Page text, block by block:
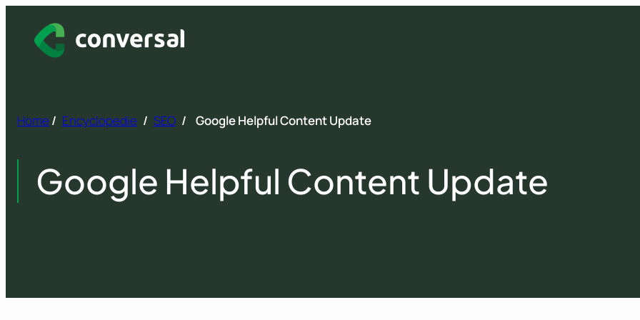
Home / Encyclopedie / SEO / Google Helpful Content Update
Google Helpful Content Update